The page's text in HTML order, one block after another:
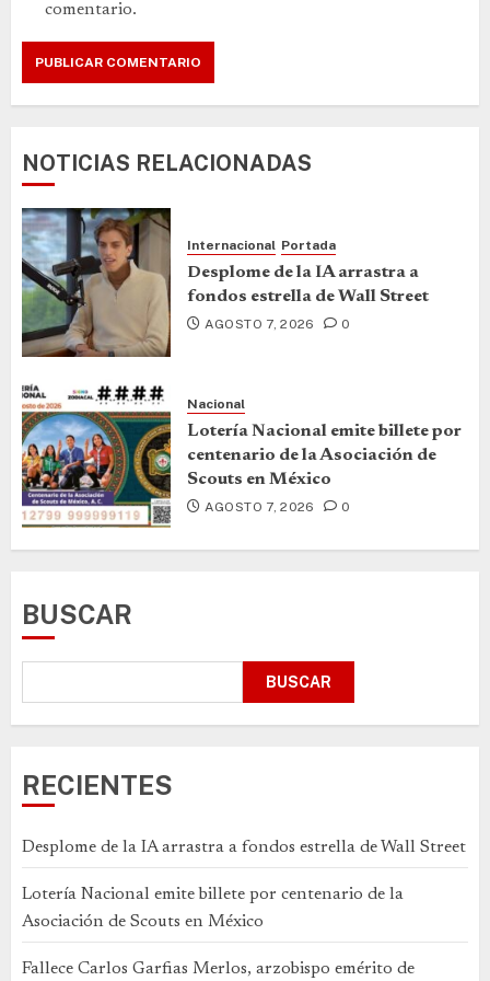
comentario.
NOTICIAS RELACIONADAS
Internacional Portada
Desplome de la IA arrastra a
fondos estrella de Wall Street
AGOSTO 7, 2026 0
Nacional
Lotería Nacional emite billete por
centenario de la Asociación de
Scouts en México
AGOSTO 7, 2026 0
BUSCAR
BUSCAR
RECIENTES
Desplome de la IA arrastra a fondos estrella de Wall Street
Lotería Nacional emite billete por centenario de la
Asociación de Scouts en México
Fallece Carlos Garfias Merlos, arzobispo emérito de